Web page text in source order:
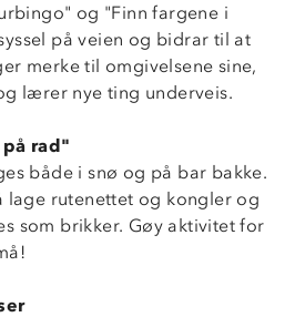
og "Finn fargene i
på veien og bidrar til at
merke til omgivelsene sine,
lærer nye ting underveis.
rad"
både i snø og på bar bakke.
lage rutenettet og kongler og
som brikker. Gøy aktivitet for